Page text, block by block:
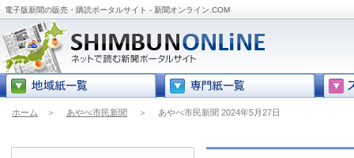
電子版新聞の販売・購読ポータルサイト - 新聞オンライン.COM
ホーム ＞ あやべ市民新聞 ＞ あやべ市民新聞 2024年5月27日